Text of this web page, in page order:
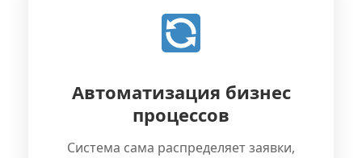
Автоматизация бизнес
процессов
Система сама распределяет заявки,